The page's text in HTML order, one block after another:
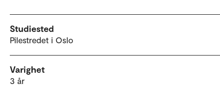
Studiested
Pilestredet i Oslo
Varighet
3 år